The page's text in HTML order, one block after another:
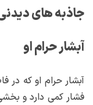
جاذبه های
آبشار حرام او
آبشار حرام او که در